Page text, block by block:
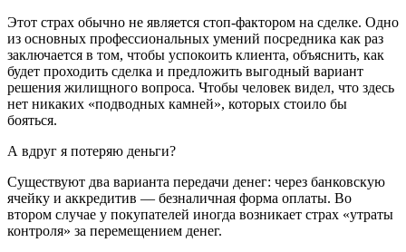
Этот страх обычно не является стоп-фактором на сделке. Одно
из основных профессиональных умений посредника как раз
заключается в том, чтобы успокоить клиента, объяснить, как
будет проходить сделка и предложить выгодный вариант
решения жилищного вопроса. Чтобы человек видел, что здесь
нет никаких «подводных камней», которых стоило бы
бояться.
А вдруг я потеряю деньги?
Существуют два варианта передачи денег: через банковскую
ячейку и аккредитив — безналичная форма оплаты. Во
втором случае у покупателей иногда возникает страх «утраты
контроля» за перемещением денег.